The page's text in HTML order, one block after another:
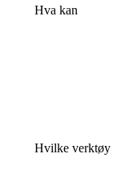
Hva kan
Hvilke verktøy